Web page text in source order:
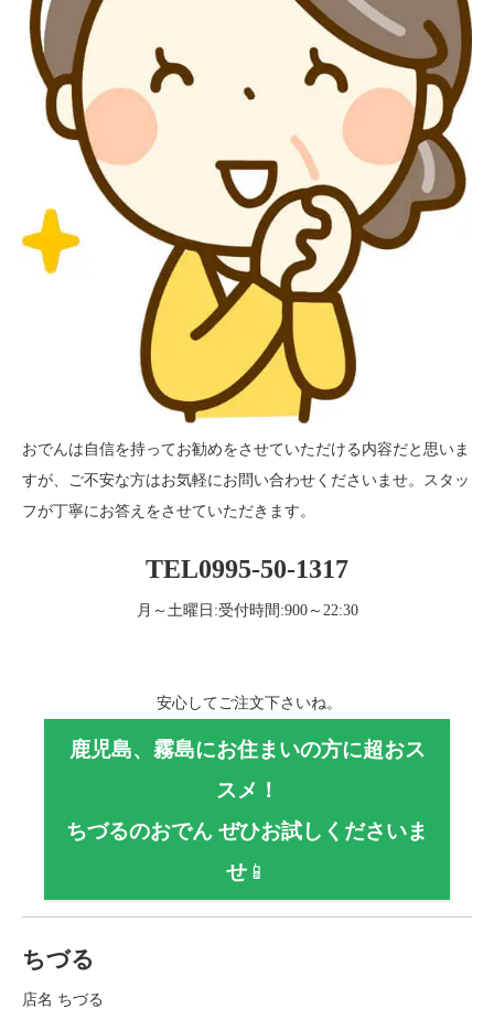
おでんは自信を持ってお勧めをさせていただける内容だと思いま
すが、ご不安な方はお気軽にお問い合わせくださいませ。スタッ
フが丁寧にお答えをさせていただきます。
TEL0995-50-1317
月～土曜日:受付時間:900～22:30
安心してご注文下さいね。
鹿児島、霧島にお住まいの方に超おス
スメ！
ちづるのおでん ぜひお試しくださいま
せ 📱
ちづる
店名 ちづる